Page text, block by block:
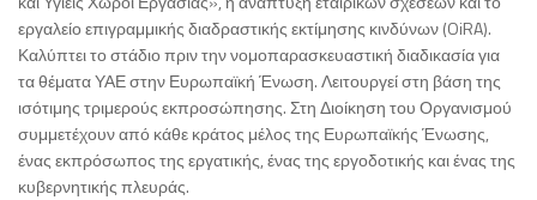
εργαλείο επιγραμμικής διαδραστικής εκτίμησης κινδύνων (OiRA).
Καλύπτει το στάδιο πριν την νομοπαρασκευαστική διαδικασία για
τα θέματα ΥΑΕ στην Ευρωπαϊκή Ένωση. Λειτουργεί στη βάση της
ισότιμης τριμερούς εκπροσώπησης. Στη Διοίκηση του Οργανισμού
συμμετέχουν από κάθε κράτος μέλος της Ευρωπαϊκής Ένωσης,
ένας εκπρόσωπος της εργατικής, ένας της εργοδοτικής και ένας της
κυβερνητικής πλευράς.